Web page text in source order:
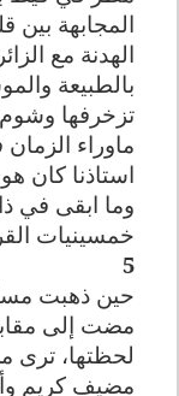
المجابهة بين
الهدنة مع
بالطبيعة
تزخرفها وشوم
ماوراء
استاذنا كان
وما ابقى في
خمسينيات
5
حين ذهبت
مضت إلى
لحظتها، ترى
مضيف كريم